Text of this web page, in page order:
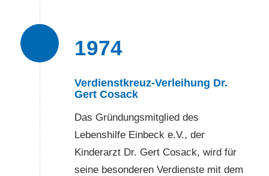
1974
Verdienstkreuz-Verleihung Dr.
Gert Cosack
Das Gründungsmitglied des
Lebenshilfe Einbeck e.V., der
Kinderarzt Dr. Gert Cosack, wird für
seine besonderen Verdienste mit dem